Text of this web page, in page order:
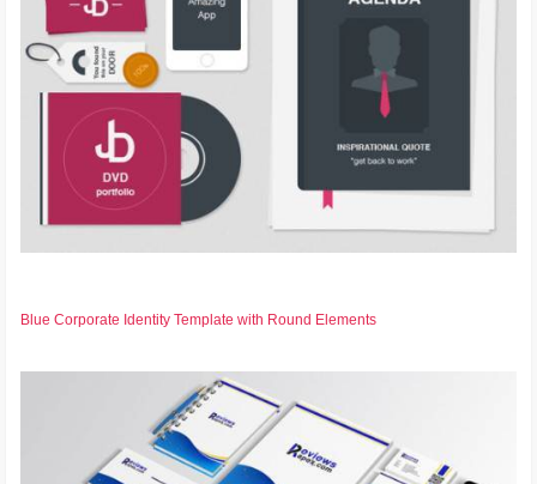
Blue Corporate Identity Template with Round Elements